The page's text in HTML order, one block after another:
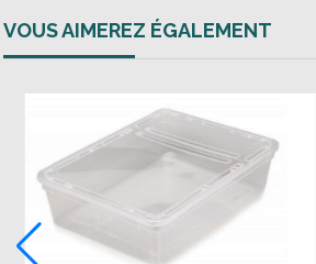
VOUS AIMEREZ ÉGALEMENT
Nouveau